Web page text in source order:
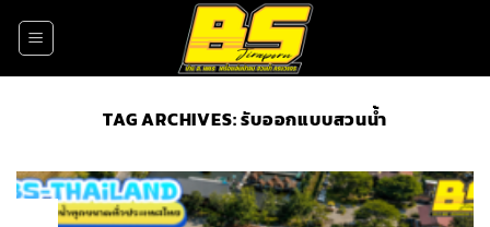
TAG ARCHIVES:รับออกแบบสวนน้ำ